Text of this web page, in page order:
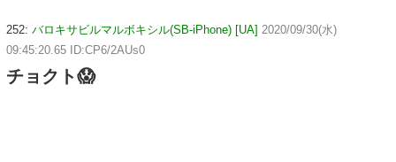
252: バロキサビルマルボキシル(SB-iPhone) [UA] 2020/09/30(水)
09:45:20.65 ID:CP6/2AUs0
チョクト😱